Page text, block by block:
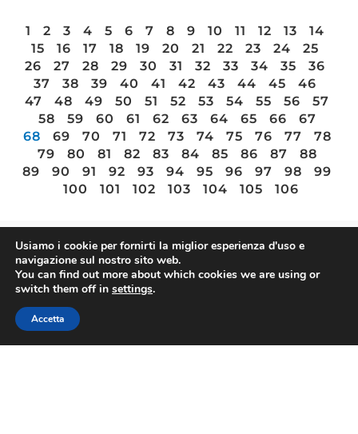
1 2 3 4 5 6 7 8 9 10 11 12 13
14
15
16 17 18 19 20 21 22 23 24
25
26
27 28 29 30 31 32 33 34 35
36
37
38 39 40 41 42 43 44 45
46
47
48 49 50 51 52 53 54 55 56
57
58
59 60 61 62 63 64 65 66
67
68
69 70 71 72 73 74 75 76 77
78
79
80 81 82 83 84 85 86 87
88
89
90 91 92 93 94 95 96 97 98
99
100
101 102 103 104 105 106
FIBA
Usiamo i cookie per fornirti la miglior esperienza d'uso e
navigazione sul nostro sito web.
You can find out more about which cookies we are using or
switch them off in settings.
Accetta